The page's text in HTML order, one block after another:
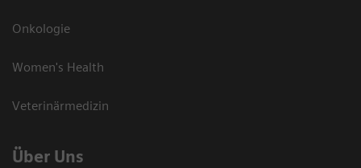
Onkologie
Women's Health
Veterinärmedizin
Über Uns